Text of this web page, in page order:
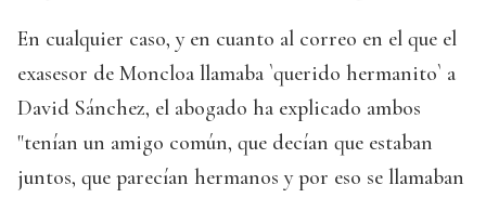
En cualquier caso, y en cuanto al correo en el que el
exasesor de Moncloa llamaba `querido hermanito` a
David Sánchez, el abogado ha explicado ambos
"tenían un amigo común, que decían que estaban
juntos, que parecían hermanos y por eso se llamaban